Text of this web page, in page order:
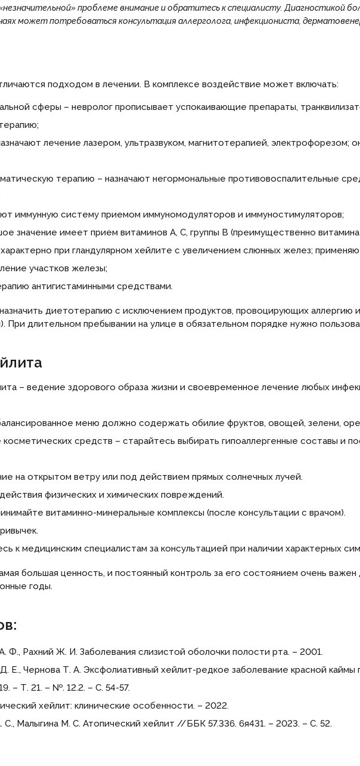
проблеме внимание и обратитесь к специалисту. Диагностикой
может потребоваться консультация аллерголога, инфекциониста,
подходом в лечении. В комплексе воздействие может включать:
сферы – невролог прописывает успокаивающие препараты,
лечение лазером, ультразвуком, магнитотерапией, электрофорезом;
терапию – назначают негормональные противовоспалительные
иммунную систему приемом иммуномодуляторов и иммуностимуляторов;
значение имеет прием витаминов А, С, группы В (преимущественно
при гландулярном хейлите с увеличением слюнных желез;
участков железы;
антигистаминными средствами.
диетотерапию с исключением продуктов, провоцирующих аллергию
При длительном пребывании на улице в обязательном порядке нужно
– ведение здорового образа жизни и своевременное лечение любых
меню должно содержать обилие фруктов, овощей, зелени,
средств – старайтесь выбирать гипоаллергенные составы и
на открытом ветру или под действием прямых солнечных лучей.
физических и химических повреждений.
витаминно-минеральные комплексы (после консультации с врачом).
к медицинским специалистам за консультацией при наличии характерных
большая ценность, и постоянный контроль за его состоянием очень
годы.
Ф., Рахний Ж. И. Заболевания слизистой оболочки полости рта. – 2001.
Е., Чернова Т. А. Эксфолиативный хейлит-редкое заболевание красной каймы
– Т. 21. – №. 12.2. – С. 54-57.
хейлит: клинические особенности. – 2022.
С., Малыгина М. С. Атопический хейлит //ББК 57.336. 6я431. – 2023. – С. 52.